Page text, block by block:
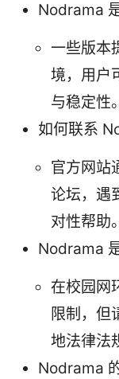
Nodrama
一些版本
境，用户
与稳定性。
如何联系
官方网站
论坛，遇
对性帮助。
Nodrama
在校园网
限制，但
地法律法
Nodrama